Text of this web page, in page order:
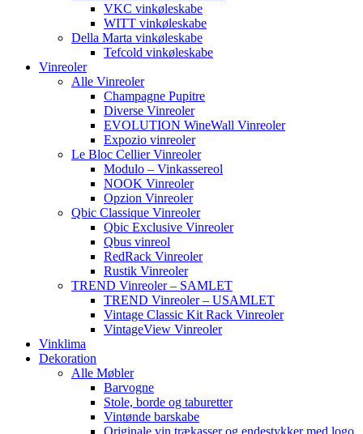
VKC vinkøleskabe
WITT vinkøleskabe
Della Marta vinkøleskabe
Tefcold vinkøleskabe
Vinreoler
Alle Vinreoler
Champagne Pupitre
Diverse Vinreoler
EVOLUTION WineWall Vinreoler
Expozio vinreoler
Le Bloc Cellier Vinreoler
Modulo – Vinkassereol
NOOK Vinreoler
Opzion Vinreoler
Qbic Classique Vinreoler
Qbic Exclusive Vinreoler
Qbus vinreol
RedRack Vinreoler
Rustik Vinreoler
TREND Vinreoler – SAMLET
TREND Vinreoler – USAMLET
Vintage Classic Kit Rack Vinreoler
VintageView Vinreoler
Vinklima
Dekoration
Alle Møbler
Barvogne
Stole, borde og taburetter
Vintønde barskabe
Originale vin trækasser og endestykker med logo